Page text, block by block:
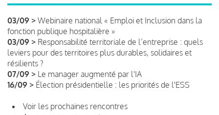
03/09 > Webinaire national « Emploi et Inclusion dans la
fonction publique hospitalière »
03/09 > Responsabilité territoriale de l’entreprise : quels
leviers pour des territoires plus durables, solidaires et
résilients ?
07/09 > Le manager augmenté par l'IA
16/09 > Élection présidentielle : les priorités de l'ESS
Voir les prochaines rencontres